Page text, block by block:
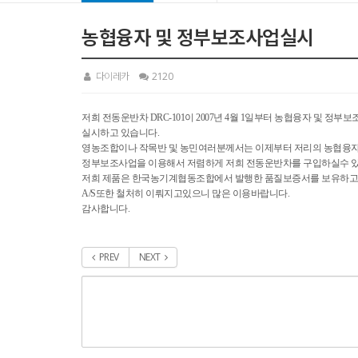
농협융자 및 정부보조사업실시
다이레카 2120
저희 전동운반차 DRC-101이 2007년 4월 1일부터 농협융자 및 정부보
실시하고 있습니다.
영농조합이나 작목반 및 농민여러분께서는 이제부터 저리의 농협융
정부보조사업을 이용해서 저렴하게 저희 전동운반차를 구입하실수
저희 제품은 한국농기계협동조합에서 발행한 품질보증서를 보유하
A/S또한 철처히 이뤄지고있으니 많은 이용바랍니다.
감사합니다.
PREV NEXT